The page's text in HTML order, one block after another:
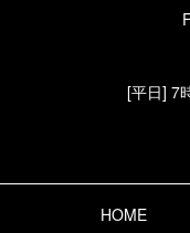
[平日] 7
HOME